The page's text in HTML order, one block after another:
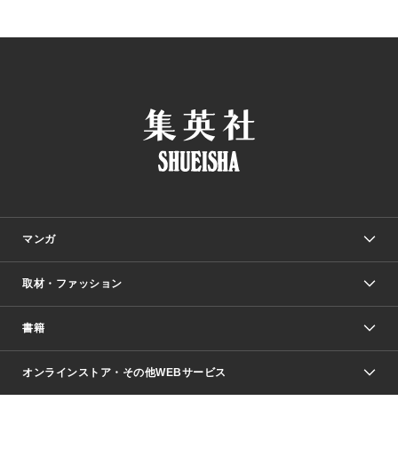
マンガ
少年マンガ
Vジャンプ
週刊ヤングジャンプ
少女マンガ
取材・ファッション
Seventeen
芸能・情報・スポーツ
書籍
文芸・文庫・総合
オンラインストア・その他WEBサービス